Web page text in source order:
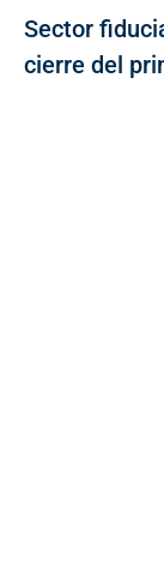
Sector
cierre del